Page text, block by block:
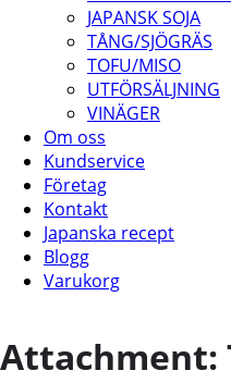
JAPANSK SOJA
TÅNG/SJÖGRÄS
TOFU/MISO
UTFÖRSÄLJNING
VINÄGER
Om oss
Kundservice
Företag
Kontakt
Japanska recept
Blogg
Varukorg
Attachment: